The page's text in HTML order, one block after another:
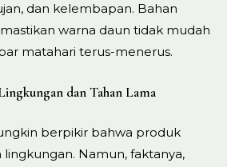
dan kelembapan. Bahan
warna daun tidak mudah
matahari terus-menerus.
dan Tahan Lama
berpikir bahwa produk
lingkungan. Namun, faktanya,